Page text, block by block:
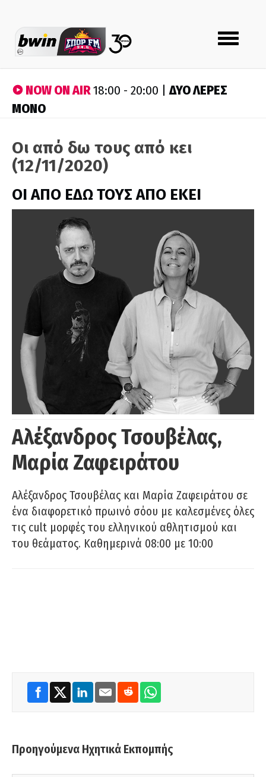
Toggle
navigation
NOW ON AIR18:00 - 20:00 |ΔΥΟ ΛΕΡΕΣ
ΜΟΝΟ
Οι από δω τους από κει
(12/11/2020)
ΟΙ ΑΠΟ ΕΔΩ ΤΟΥΣ ΑΠΟ ΕΚΕΙ
Αλέξανδρος Τσουβέλας,
Μαρία Ζαφειράτου
Αλέξανδρος Τσουβέλας και Μαρία Ζαφειράτου σε
ένα διαφορετικό πρωινό σόου με καλεσμένες όλες
τις cult μορφές του ελληνικού αθλητισμού και
του θεάματος. Καθημερινά 08:00 με 10:00
Προηγούμενα Ηχητικά Εκπομπής